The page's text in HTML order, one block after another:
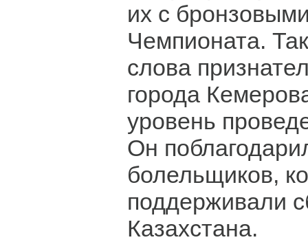
их с
Чемпионата.
слова
города
уровень
Он
болельщиков,
поддерживали
Казахстана.